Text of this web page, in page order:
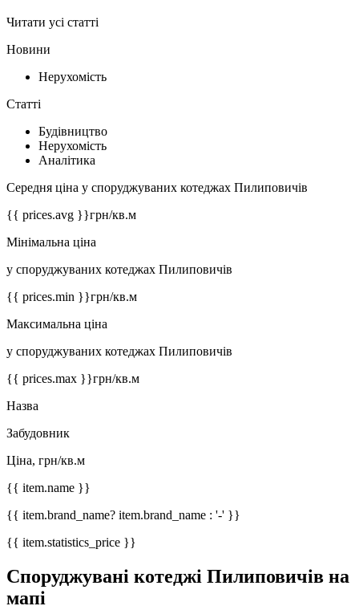
Читати усі статті
Новини
Нерухомість
Статті
Будівництво
Нерухомість
Аналітика
Середня ціна у споруджуваних котеджах Пилиповичів
{{ prices.avg }}грн/кв.м
Мінімальна ціна
у споруджуваних котеджах Пилиповичів
{{ prices.min }}грн/кв.м
Максимальна ціна
у споруджуваних котеджах Пилиповичів
{{ prices.max }}грн/кв.м
Назва
Забудовник
Ціна, грн/кв.м
{{ item.name }}
{{ item.brand_name? item.brand_name : '-' }}
{{ item.statistics_price }}
Споруджувані котеджі Пилиповичів на
мапі